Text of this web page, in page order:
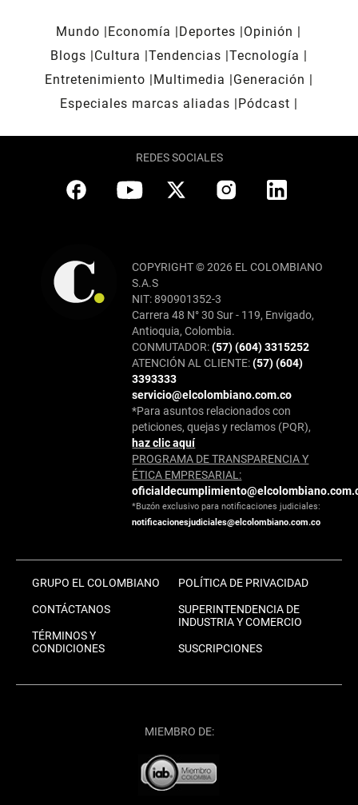
Mundo Economía Deportes
Opinión
Blogs
Cultura Tendencias Tecnología
Entretenimiento
Multimedia
Generación
Especiales marcas aliadas
Pódcast
REDES SOCIALES
COPYRIGHT © 2026 EL COLOMBIANO
S.A.S
NIT: 890901352-3
Carrera 48 N° 30 Sur - 119, Envigado,
Antioquia, Colombia.
CONMUTADOR:(57) (604) 3315252
ATENCIÓN AL CLIENTE:(57) (604)
3393333
servicio@elcolombiano.com.co
*Para asuntos relacionados con
peticiones, quejas y reclamos (PQR),
haz clic aquí
PROGRAMA DE TRANSPARENCIA Y
ÉTICA EMPRESARIAL:
*Buzón exclusivo para notificaciones judiciales:
notificacionesjudiciales@elcolombiano.com.co
GRUPO EL COLOMBIANO
CONTÁCTANOS
TÉRMINOS Y
CONDICIONES
POLÍTICA DE PRIVACIDAD
SUPERINTENDENCIA DE
INDUSTRIA Y COMERCIO
SUSCRIPCIONES
MIEMBRO DE: